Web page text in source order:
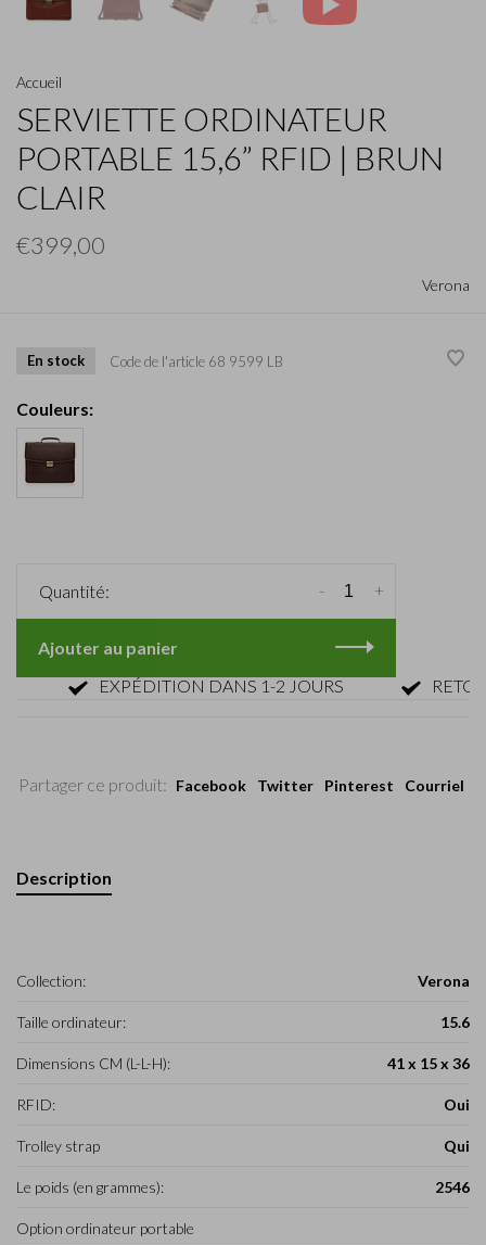
Accueil
SERVIETTE ORDINATEUR
PORTABLE 15,6” RFID | BRUN
CLAIR
€399,00
Verona
En stock Code de l'article 68 9599 LB
Couleurs:
Quantité: +
-
Ajouter au panier
EXPÉDITION DANS 1-2 JOURS
RETOUR
Partager ce produit: Facebook Twitter Pinterest Courriel
Description
Collection: Verona
Taille ordinateur: 15.6
Dimensions CM (L-L-H): 41 x 15 x 36
RFID: Oui
Trolley strap Qui
Le poids (en grammes): 2546
Option ordinateur portable